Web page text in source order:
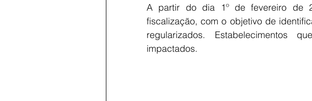
A partir do dia 1º de fevereiro de
fiscalização, com o objetivo de
regularizados. Estabelecimentos
impactados.